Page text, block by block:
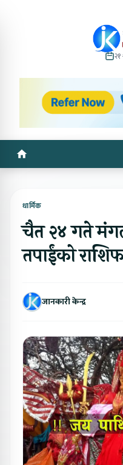
धार्मिक
चैत २४ गते
तपाईंको
जानकारी केन्द्र